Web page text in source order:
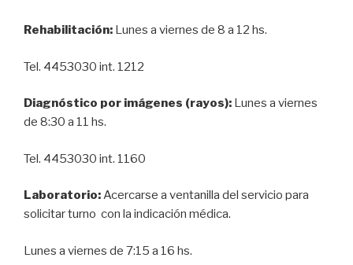
Rehabilitación: Lunes a viernes de 8 a 12 hs.
Tel. 4453030 int. 1212
Diagnóstico por imágenes (rayos): Lunes a viernes
de 8:30 a 11 hs.
Tel. 4453030 int. 1160
Laboratorio:Acercarse a ventanilla del servicio para
solicitar turno con la indicación médica.
Lunes a viernes de 7:15 a 16 hs.